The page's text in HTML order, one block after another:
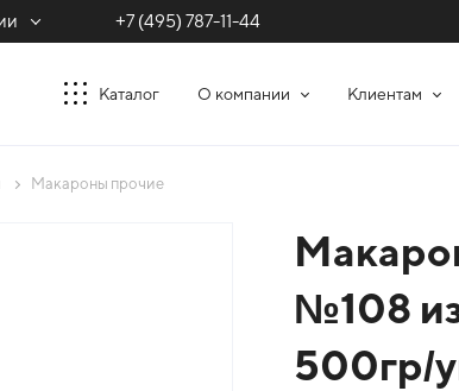
+7 (495) 787-11-44
Каталог О компании Клиентам
Макароны прочие
№108
500гр/